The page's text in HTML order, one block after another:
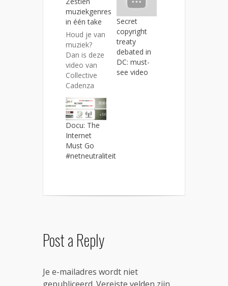
muziekgenres
in één take
Houd je van
muziek?
Dan is deze
video van
Collective
Cadenza
een
absolute
must-see!
Aan de
hand van
Louis
Armstrong's
wordt in in
bij
Gregoriaans
eindigend
met
Secret
copyright
treaty
debated in
DC: must-
see video
Docu: The
Internet
Must Go
#netneutraliteit
Post a Reply
Je e-mailadres wordt niet